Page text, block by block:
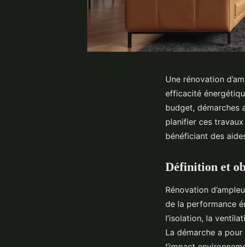
Une rénovation
efficacité
budget, démarches
planifier ces
bénéficiant des
Définition et
Rénovation
de la performance
l’isolation, la
La démarche a